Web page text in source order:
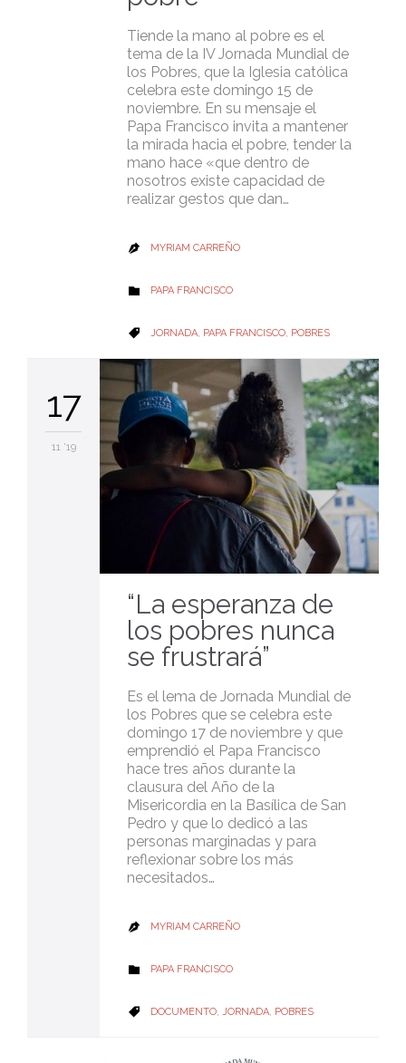
Tiende la mano al pobre es el
tema de la IV Jornada Mundial de
los Pobres, que la Iglesia católica
celebra este domingo 15 de
noviembre. En su mensaje el
Papa Francisco invita a mantener
la mirada hacia el pobre, tender la
mano hace «que dentro de
nosotros existe capacidad de
realizar gestos que dan…
 MYRIAM CARREÑO
 CATEGORY
PAPA FRANCISCO
 CATEGORY
JORNADA, PAPA FRANCISCO, POBRES
17
11 '19
“La esperanza de
los pobres nunca
se frustrará”
Es el lema de Jornada Mundial de
los Pobres que se celebra este
domingo 17 de noviembre y que
emprendió el Papa Francisco
hace tres años durante la
clausura del Año de la
Misericordia en la Basílica de San
Pedro y que lo dedicó a las
personas marginadas y para
reflexionar sobre los más
necesitados…
 MYRIAM CARREÑO
 CATEGORY
PAPA FRANCISCO
 CATEGORY
DOCUMENTO, JORNADA, POBRES